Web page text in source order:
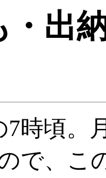
・出
頃。
で、